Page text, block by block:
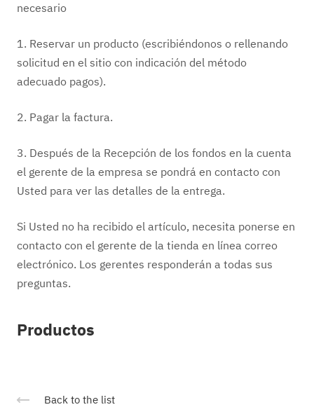
necesario
1. Reservar un producto (escribiéndonos o rellenando
solicitud en el sitio con indicación del método
adecuado pagos).
2. Pagar la factura.
3. Después de la Recepción de los fondos en la cuenta
el gerente de la empresa se pondrá en contacto con
Usted para ver las detalles de la entrega.
Si Usted no ha recibido el artículo, necesita ponerse en
contacto con el gerente de la tienda en línea correo
electrónico. Los gerentes responderán a todas sus
preguntas.
Productos
Back to the list